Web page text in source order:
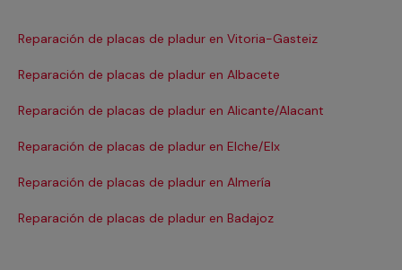
Reparación de placas de pladur en Vitoria-Gasteiz
Reparación de placas de pladur en Albacete
Reparación de placas de pladur en Alicante/Alacant
Reparación de placas de pladur en Elche/Elx
Reparación de placas de pladur en Almería
Reparación de placas de pladur en Badajoz